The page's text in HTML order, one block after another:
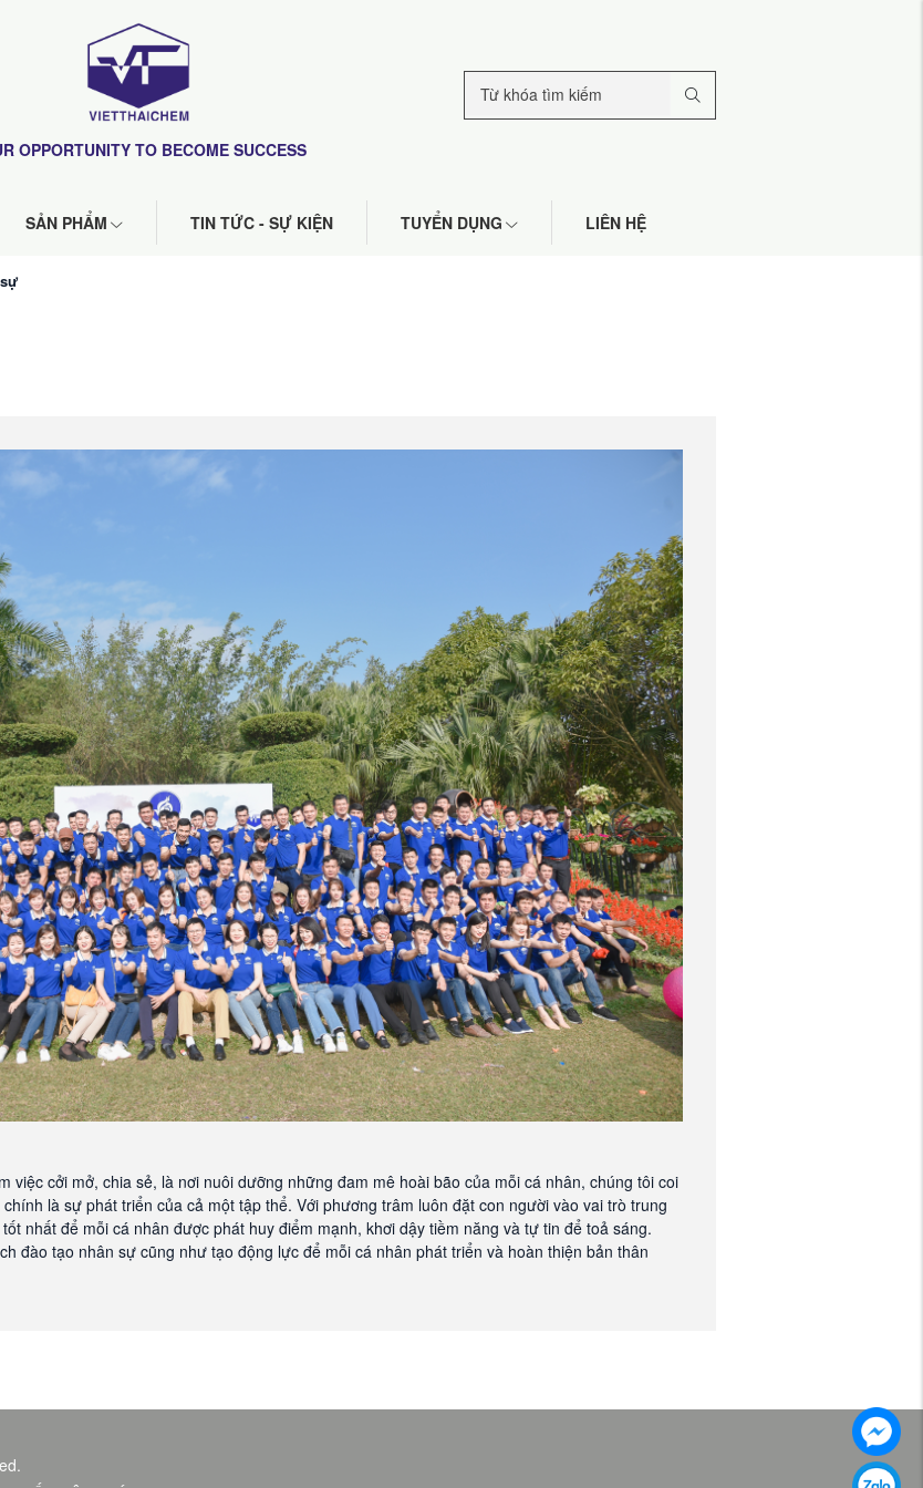
OPPORTUNITY TO BECOME SUCCESS
SẢN PHẨM TIN TỨC - SỰ KIỆN TUYỂN DỤNG LIÊN HỆ
việc cởi mở, chia sẻ, là nơi nuôi dưỡng những đam mê hoài bão của mỗi cá nhân, chúng tôi coi
là sự phát triển của cả một tập thể. Với phương trâm luôn đặt con người vào vai trò trung
nhất để mỗi cá nhân được phát huy điểm mạnh, khơi dậy tiềm năng và tự tin để toả sáng.
đào tạo nhân sự cũng như tạo động lực để mỗi cá nhân phát triển và hoàn thiện bản thân